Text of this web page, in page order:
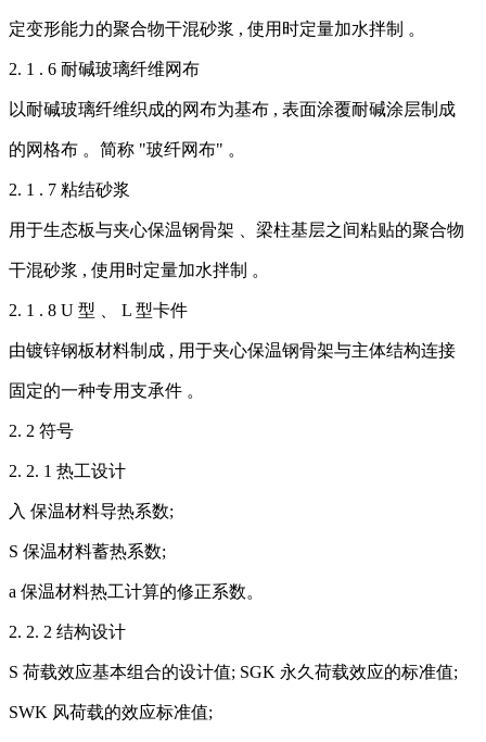
定变形能力的聚合物干混砂浆 , 使用时定量加水拌制 。
2. 1 . 6 耐碱玻璃纤维网布
以耐碱玻璃纤维织成的网布为基布 , 表面涂覆耐碱涂层制成
的网格布 。简称 "玻纤网布" 。
2. 1 . 7 粘结砂浆
用于生态板与夹心保温钢骨架 、梁柱基层之间粘贴的聚合物
干混砂浆 , 使用时定量加水拌制 。
2. 1 . 8 U 型 、 L 型卡件
由镀锌钢板材料制成 , 用于夹心保温钢骨架与主体结构连接
固定的一种专用支承件 。
2. 2 符号
2. 2. 1 热工设计
入 保温材料导热系数;
S 保温材料蓄热系数;
a 保温材料热工计算的修正系数。
2. 2. 2 结构设计
S 荷载效应基本组合的设计值; SGK 永久荷载效应的标准值;
SWK 风荷载的效应标准值;